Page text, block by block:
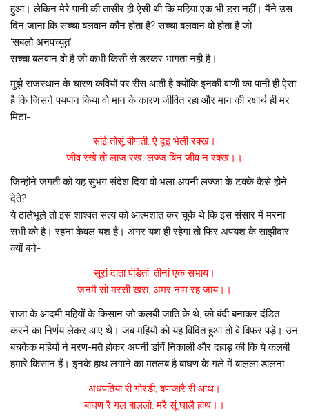
हुआ। लेकिन मेरे पानी की तासीर ही ऐसी थी कि महिया एक भी डरा नहीं। मैंने उस
दिन जाना कि सच्चा बलवान कौन होता है? सच्चा बलवान वो होता है जो
‘सबलो अनपच्युत’
सच्चा बलवान वो है जो कभी किसी से डरकर भागता नही है।
मुझे राजस्थान के चारण कवियों पर रीस आती है क्योंकि इनकी वाणी का पानी ही ऐसा
है कि जिसने पयपान किया वो मान के कारण जीवित रहा और मान की रक्षार्थ ही मर
मिटा-
सांई तोसूं वीणती, ऐ दुइ भेल़ी रक्ख।
जीव रखे तो लाज रख, लज्ज बिन जीव न रक्ख।।
जिन्होंने जगती को यह सुभग संदेश दिया वो भला अपनी लज्जा के टक्के कैसे होने
देते?
ये ठालेभूले तो इस शाश्वत सत्य को आत्मशात कर चुके थे कि इस संसार में मरना
सभी को है। रहना केवल यश है। अगर यश ही रहेगा तो फिर अपयश के साझीदार
क्यों बने-
सूरां दाता पंडितां, तीनां एक सभाय।
जनमै सो मरसी खरा, अमर नाम रह जाय।।
राजा के आदमी महियों के किसान जो कलबी जाति के थे, को बंदी बनाकर दंडित
करने का निर्णय लेकर आए थे। जब महियों को यह विदित हुआ तो वे बिफर पड़े। उन
बचकेक महियों ने मरण-मतै होकर अपनी डांगें निकाली और दहाड़ की कि ये कलबी
हमारे किसान हैं। इनके हाथ लगाने का मतलब है बाघण के गले में बाल़ला डालना–
अधपतियां री गोरड़ी, बणजारै री आथ।
बाघण रै गल़ बाललो, मरै सूं घालै हाथ।।